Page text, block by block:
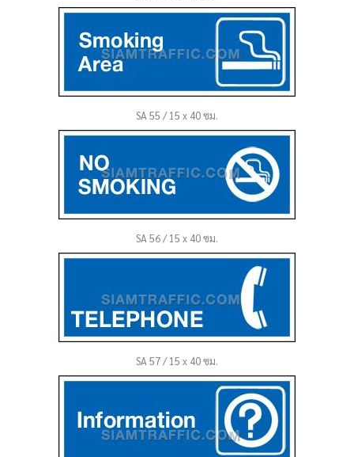
SA 55 / 15 x 40 ซม.
SA 56 / 15 x 40 ซม.
SA 57 / 15 x 40 ซม.